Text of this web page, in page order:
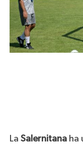
La Salernitanaha